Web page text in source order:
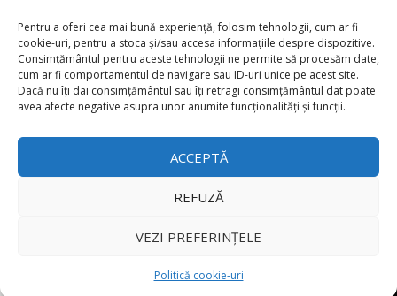
Pentru a oferi cea mai bună experiență, folosim tehnologii, cum ar fi
cookie-uri, pentru a stoca și/sau accesa informațiile despre dispozitive.
Consimțământul pentru aceste tehnologii ne permite să procesăm date,
cum ar fi comportamentul de navigare sau ID-uri unice pe acest site.
Dacă nu îți dai consimțământul sau îți retragi consimțământul dat poate
avea afecte negative asupra unor anumite funcționalități și funcții.
ACCEPTĂ
REFUZĂ
VEZI PREFERINȚELE
Politică cookie-uri
Noua Toyota Corolla Cross facelift / Test Drive
AutoBlog.MD
13:56
33
Noul Volvo EX90 / Test Drive AutoBlog.MD
32:06
34
MG RX5 - își merită banii? / Test Drive
AutoBlog.MD
Noul DACIA DUSTER DIESEL! Primul test drive în
română
(video) În sfârșit! Drumul R8.1 Arionești-Otaci
a fost deschis după reparație
(video) Mai extrem decât noul Corvette ZR1X
poate fi Rezvani Beast X
×